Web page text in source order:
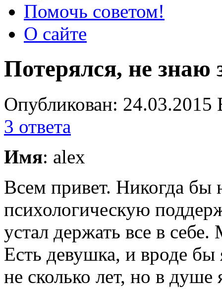
Помочь советом!
О сайте
Потерялся, не знаю
Опубликован:
3 ответа
Имя: alex
Всем привет. Никогда бы
психологическую
устал держать все в
Есть девушка, и вроде
не сколько лет, но в